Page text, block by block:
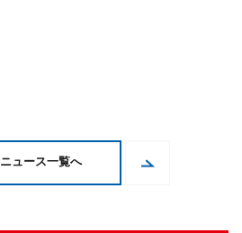
ニュース一覧へ